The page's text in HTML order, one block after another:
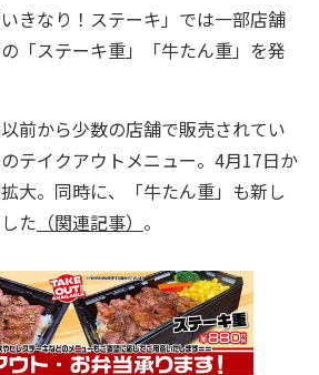
きなり！ステーキ」では一部店舗
「ステーキ重」「牛たん重」を発
前から少数の店舗で販売されてい
テイクアウトメニュー。4月17日か
大。同時に、「牛たん重」も新し
た （関連記事） 。